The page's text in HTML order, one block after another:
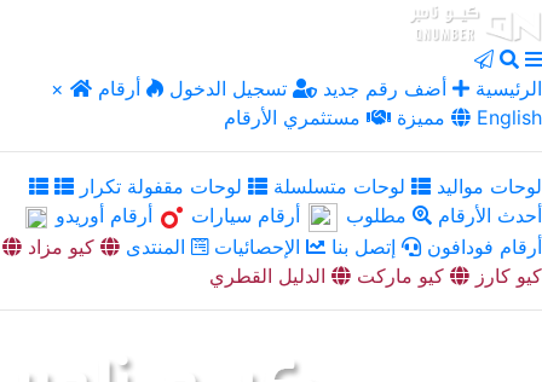
× الرئيسية أضف رقم جديد تسجيل الدخول
أرقام
مميزة
مستثمري الأرقام English
لوحات مواليد لوحات متسلسلة
لوحات مقفولة تكرار
أحدث الأرقام
مطلوب أرقام سيارات
أرقام أوريدو
أرقام فودافون
إتصل بنا الإحصائيات المنتدى
كيو مزاد
كيو كارز
كيو ماركت الدليل القطري